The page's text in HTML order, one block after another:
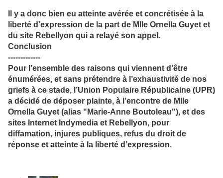
Il y a donc bien eu atteinte avérée et concrétisée à la
liberté d’expression de la part de Mlle Ornella Guyet et
du site Rebellyon qui a relayé son appel.
Conclusion
-------------
Pour l’ensemble des raisons qui viennent d’être
énumérées, et sans prétendre à l’exhaustivité de nos
griefs à ce stade, l’Union Populaire Républicaine (UPR)
a décidé de déposer plainte, à l’encontre de Mlle
Ornella Guyet (alias "Marie-Anne Boutoleau"), et des
sites Internet Indymedia et Rebellyon, pour
diffamation, injures publiques, refus du droit de
réponse et atteinte à la liberté d’expression.